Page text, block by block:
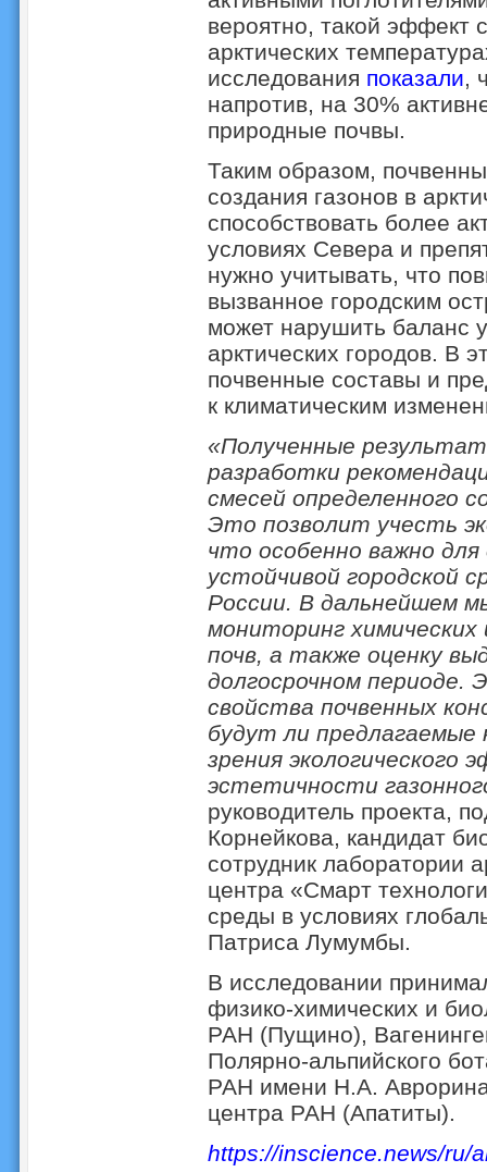
вероятно, такой эффект
арктических
исследования показали,
напротив, на 30%
природные почвы.
Таким образом,
создания газонов в
способствовать более
условиях Севера и
нужно учитывать, что
вызванное городским
может нарушить баланс
арктических городов. В
почвенные составы и
к климатическим
«Полученные
разработки
смесей определенного
Это позволит учесть
что особенно важно
устойчивой городской
России. В дальнейшем
мониторинг химических
почв, а также оценку
долгосрочном периоде.
свойства почвенных
будут ли
зрения экологического
эстетичности
руководитель проекта,
Корнейкова, кандидат
сотрудник лаборатории
центра «Смарт
среды в условиях
Патриса Лумумбы.
В исследовании
физико-химических и
РАН (Пущино),
Полярно-альпийского
РАН имени Н.А. Аврорина
центра РАН (Апатиты).
https://inscience.news/ru/